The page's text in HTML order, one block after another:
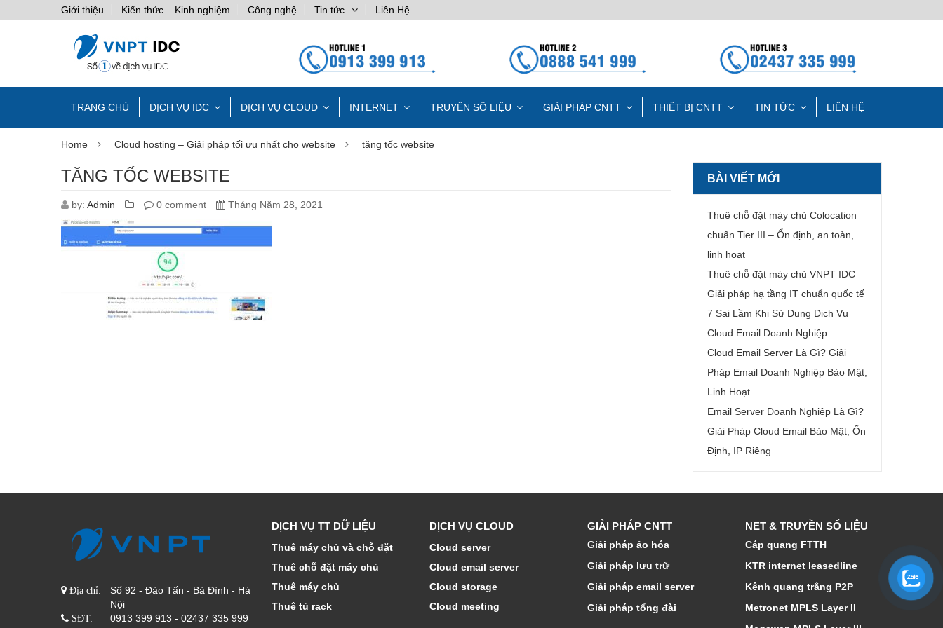
Giới thiệu Kiến thức – Kinh nghiệm Công nghệ Tin tức Liên Hệ
TRANG CHỦ DỊCH VỤ IDC DỊCH VỤ CLOUD INTERNET TRUYỀN SỐ LIỆU GIẢI PHÁP CNTT THIẾT BỊ CNTT TIN TỨC LIÊN HỆ
Home Cloud hosting – Giải pháp tối ưu nhất cho website tăng tốc website
TĂNG TỐC WEBSITE
by: Admin 0 comment Tháng Năm 28, 2021
BÀI VIẾT MỚI
Thuê chỗ đặt máy chủ Colocation
chuẩn Tier III – Ổn định, an toàn,
linh hoạt
Thuê chỗ đặt máy chủ VNPT IDC –
Giải pháp hạ tầng IT chuẩn quốc tế
7 Sai Lầm Khi Sử Dụng Dịch Vụ
Cloud Email Doanh Nghiệp
Cloud Email Server Là Gì? Giải
Pháp Email Doanh Nghiệp Bảo Mật,
Linh Hoạt
Email Server Doanh Nghiệp Là Gì?
Giải Pháp Cloud Email Bảo Mật, Ổn
Định, IP Riêng
Địa chỉ:
Số 92 - Đào Tấn - Bà Đình - Hà
Nội
SĐT: 0913 399 913 - 02437 335 999
DỊCH VỤ TT DỮ LIỆU
Thuê máy chủ và chỗ đặt
Thuê chỗ đặt máy chủ
Thuê máy chủ
Thuê tủ rack
DỊCH VỤ CLOUD
Cloud server
Cloud email server
Cloud storage
Cloud meeting
GIẢI PHÁP CNTT
Giải pháp ảo hóa
Giải pháp lưu trữ
Giải pháp email server
Giải pháp tổng đài
NET & TRUYỀN SỐ LIỆU
Cáp quang FTTH
KTR internet leasedline
Kênh quang trắng P2P
Metronet MPLS Layer II